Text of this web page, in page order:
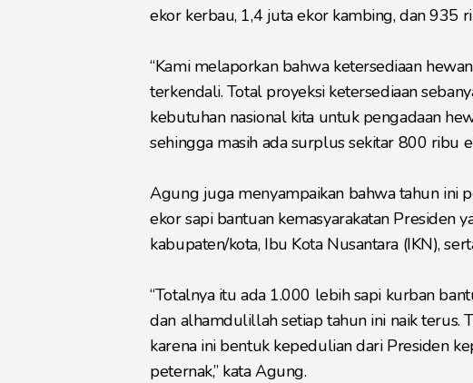
ekor kerbau, 1,4 juta ekor kambing, dan 935
“Kami melaporkan bahwa ketersediaan
terkendali. Total proyeksi ketersediaan
kebutuhan nasional kita untuk pengadaan
sehingga masih ada surplus sekitar 800 ribu
Agung juga menyampaikan bahwa tahun ini
ekor sapi bantuan kemasyarakatan Presiden
kabupaten/kota, Ibu Kota Nusantara (IKN),
“Totalnya itu ada 1.000 lebih sapi kurban
dan alhamdulillah setiap tahun ini naik terus.
karena ini bentuk kepedulian dari Presiden
peternak,” kata Agung.